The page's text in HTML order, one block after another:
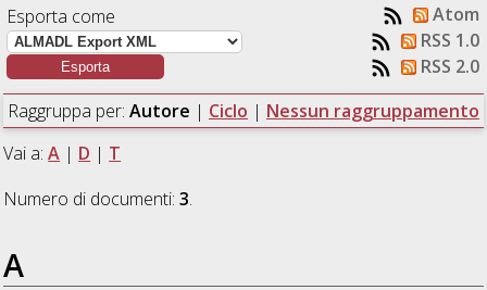
Esporta come
Atom
RSS 1.0
RSS 2.0
Raggruppa per: Autore | Ciclo | Nessun raggruppamento
Vai a:A | D | T
Numero di documenti:3.
A